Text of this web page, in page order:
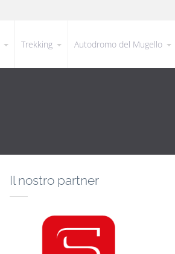
Trekking Autodromo del Mugello
Il nostro partner